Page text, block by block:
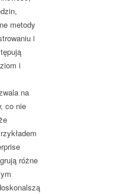
metody
i
i
na
co nie
różne